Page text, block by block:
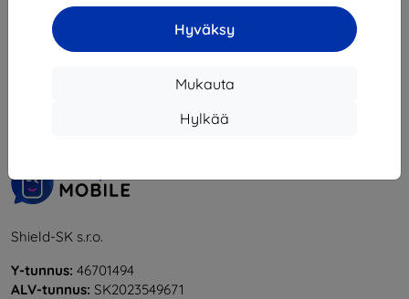
Hyväksy
Mukauta
Hylkää
yhteensä5.
Shield-SK s.r.o.
Y-tunnus: 46701494
ALV-tunnus: SK2023549671